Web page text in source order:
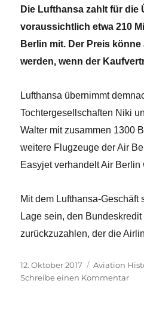
Die Lufthansa zahlt für die
voraussichtlich etwa 210
Berlin mit. Der Preis
werden, wenn der
Lufthansa übernimmt
Tochtergesellschaften Niki
Walter mit zusammen 1300
weitere Flugzeuge der Air
Easyjet verhandelt Air Berlin
Mit dem Lufthansa-Geschäft
Lage sein, den
zurückzuzahlen, der die
Veröffentlicht
am
12. Oktober 2017 Kategorien
Aviation
Schreibe einen Kommentarzu